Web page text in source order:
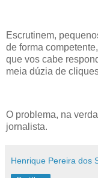
Escrutinem,
de forma
que vos cabe
meia dúzia de
O problema, na
jornalista.
Henrique Pereira dos